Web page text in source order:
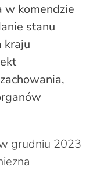
w komendzie
stanu
kraju
grudniu 2023